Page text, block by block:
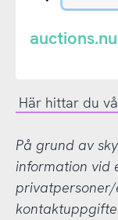
eller
auctions.nu
Här hittar du
På grund av
information vid